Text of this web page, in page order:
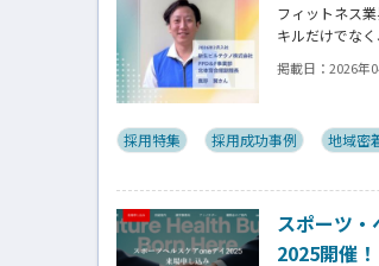
フィットネス
キルだけでな
を見極めるこ
この特集では
掲載日： 2026年
採用特集 採用成功事例 地域密
スポーツ
2025開催